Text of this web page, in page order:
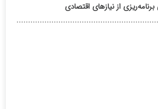
از نیازهای اقتصادی